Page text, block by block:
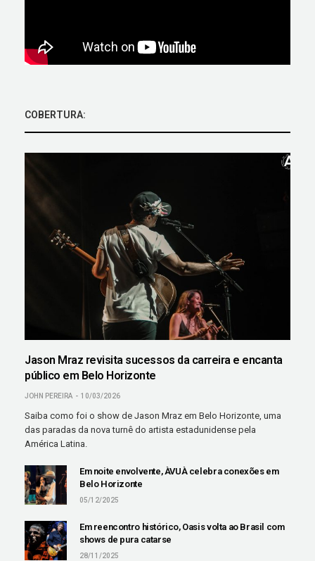
COBERTURA:
Jason Mraz revisita sucessos da carreira e encanta
público em Belo Horizonte
JOHN PEREIRA 10/03/2026
Saiba como foi o show de Jason Mraz em Belo Horizonte, uma
das paradas da nova turnê do artista estadunidense pela
América Latina.
Em noite envolvente, ÀVUÀ celebra conexões em
Belo Horizonte
05/12/2025
Em reencontro histórico, Oasis volta ao Brasil com
shows de pura catarse
28/11/2025